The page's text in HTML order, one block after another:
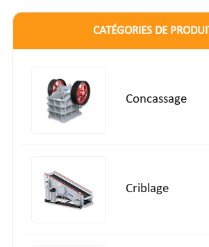
CATÉGORIES DE
Concassage
Criblage